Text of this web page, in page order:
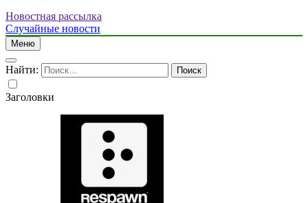
Новостная рассылка
Случайные новости
Меню
Найти:
Заголовки